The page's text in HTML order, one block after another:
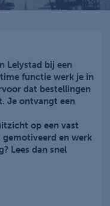
Lelystad bij een
functie werk je in
dat bestellingen
Je ontvangt een
op een vast
en werk
Lees dan snel
belangrijke schakel